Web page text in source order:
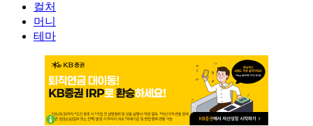
컬처
머니
테마